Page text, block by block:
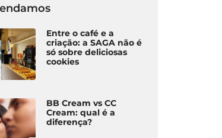
Entre o café e a
criação: a SAGA não é
só sobre deliciosas
cookies
BB Cream vs CC
Cream: qual é a
diferença?